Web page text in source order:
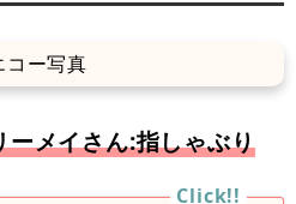
メイさん:指しゃぶり